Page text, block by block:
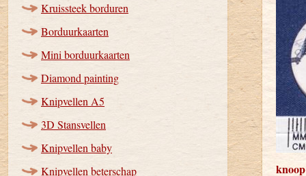
Kruissteek borduren
Borduurkaarten
Mini borduurkaarten
Diamond painting
Knipvellen A5
3D Stansvellen
Knipvellen baby
Knipvellen beterschap